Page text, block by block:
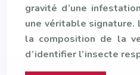
gravité d’une
une véritable signature.
la composition de la
d’identifier l’insecte